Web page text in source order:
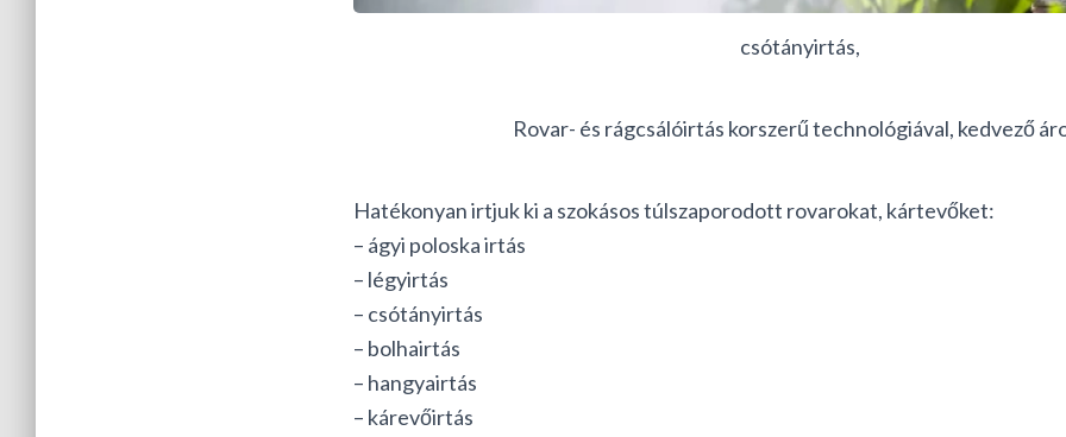
csótányirtás,
Rovar- és rágcsálóirtás korszerű technológiával, kedvező
Hatékonyan irtjuk ki a szokásos túlszaporodott rovarokat, kártevőket:
– ágyi poloska irtás
– légyirtás
– csótányirtás
– bolhairtás
– hangyairtás
– kárevőirtás